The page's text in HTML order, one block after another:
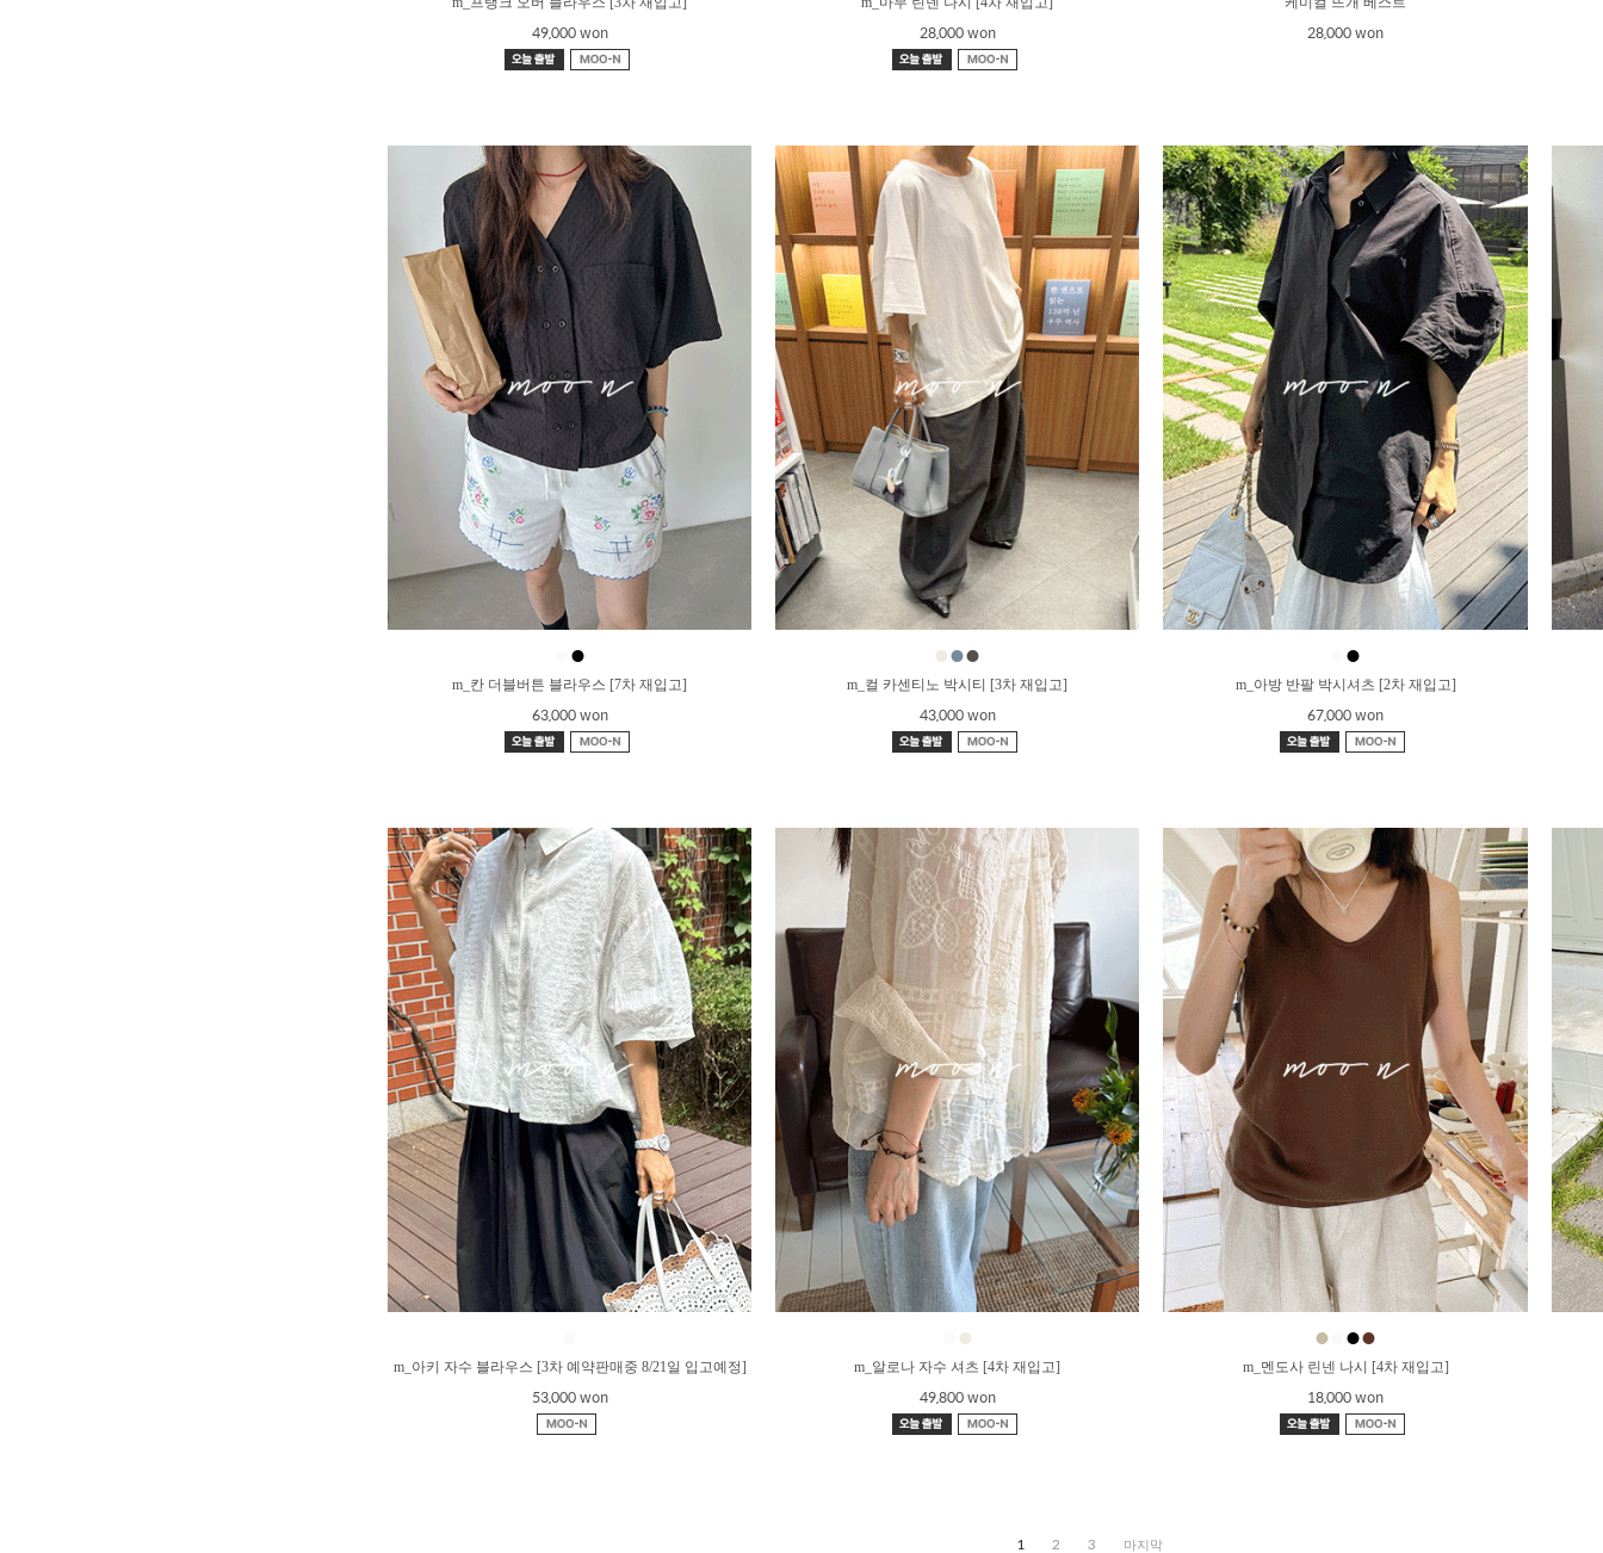
49,000 won 28,000 won 28,000 won
●
m_칸 더블버튼 블라우스 [7차 재입고]
63,000 won
●●●
m_컬 카센티노 박시티 [3차 재입고]
43,000 won
●
m_아방 반팔 박시셔츠 [2차 재입고]
67,000 won
m_아키 자수 블라우스 [3차 예약판매중 8/21일 입고예정]
53,000 won
●
m_알로나 자수 셔츠 [4차 재입고]
49,800 won
● ●●
m_멘도사 린넨 나시 [4차 재입고]
18,000 won
1 2 3